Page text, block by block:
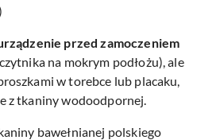
przed zamoczeniem
na mokrym podłożu), ale
w torebce lub placaku,
z tkaniny wodoodpornej.
bawełnianej polskiego